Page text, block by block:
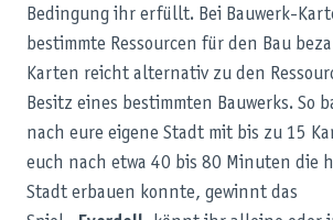
Bedingung ihr erfüllt. Bei Bauwerk-
bestimmte Ressourcen für den Bau
Karten reicht alternativ zu den
Besitz eines bestimmten Bauwerks. So
nach eure eigene Stadt mit bis zu 15
euch nach etwa 40 bis 80 Minuten die
Stadt erbauen konnte, gewinnt das